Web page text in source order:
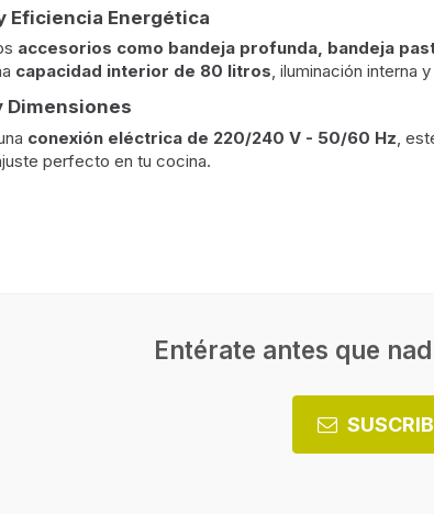
Eficiencia Energética
accesorios como bandeja profunda, bandeja
capacidad interior de 80 litros, iluminación interna
Dimensiones
conexión eléctrica de 220/240 V - 50/60 Hz ,
perfecto en tu cocina.
Entérate antes que